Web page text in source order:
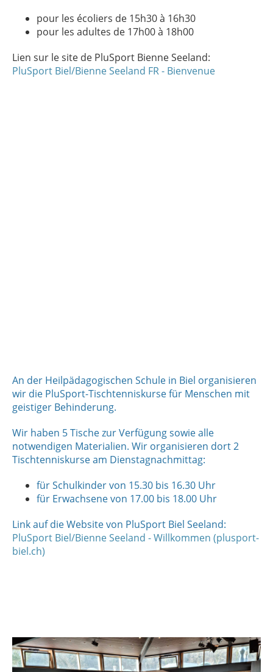
pour les écoliers de 15h30 à 16h30
pour les adultes de 17h00 à 18h00
Lien sur le site de PluSport Bienne Seeland:
PluSport Biel/Bienne Seeland FR - Bienvenue
An der Heilpädagogischen Schule in Biel organisieren
wir die PluSport-Tischtenniskurse für Menschen mit
geistiger Behinderung.
Wir haben 5 Tische zur Verfügung sowie alle
notwendigen Materialien. Wir organisieren dort 2
Tischtenniskurse am Dienstagnachmittag:
für Schulkinder von 15.30 bis 16.30 Uhr
für Erwachsene von 17.00 bis 18.00 Uhr
Link auf die Website von PluSport Biel Seeland:
PluSport Biel/Bienne Seeland - Willkommen (plusport-
biel.ch)